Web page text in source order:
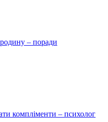
– поради
компліменти – психолог